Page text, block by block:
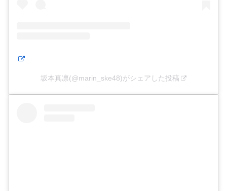
坂本真凛(@marin_ske48)がシェアした投稿